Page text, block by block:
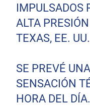
IMPULSADOS
ALTA
TEXAS, EE. UU.
SE PREVÉ
SENSACIÓN
HORA DEL